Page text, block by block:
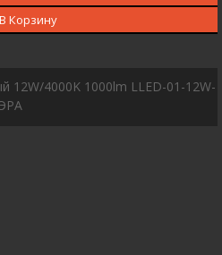
В Корзину
12W/4000K 1000lm LLED-01-12W-